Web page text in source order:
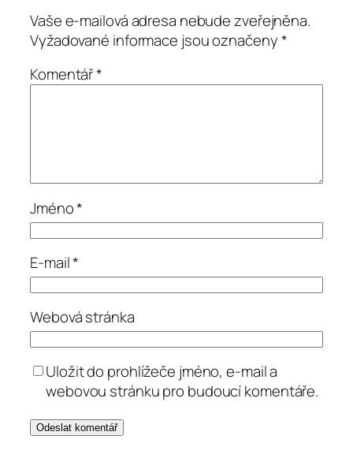
Vaše e-mailová adresa nebude zveřejněna.
Vyžadované informace jsou označeny*
Komentář*
Jméno*
E-mail*
Webová stránka
Uložit do prohlížeče jméno, e-mail a
webovou stránku pro budoucí komentáře.